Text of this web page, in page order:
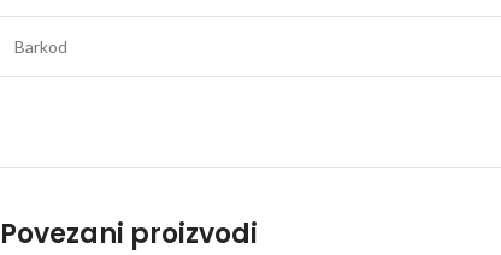
Barkod
Povezani proizvodi